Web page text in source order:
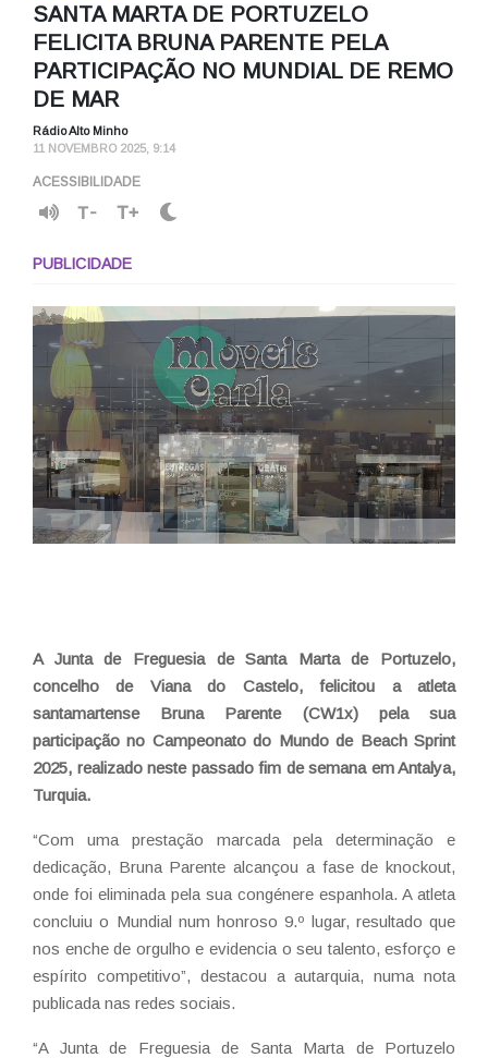
SANTA MARTA DE PORTUZELO
FELICITA BRUNA PARENTE PELA
PARTICIPAÇÃO NO MUNDIAL DE REMO
DE MAR
Rádio Alto Minho
11 NOVEMBRO 2025, 9:14
ACESSIBILIDADE
T- T+
PUBLICIDADE
A Junta de Freguesia de Santa Marta de Portuzelo,
concelho de Viana do Castelo, felicitou a atleta
santamartense Bruna Parente (CW1x) pela sua
participação no Campeonato do Mundo de Beach Sprint
2025, realizado neste passado fim de semana em Antalya,
Turquia.
“Com uma prestação marcada pela determinação e
dedicação, Bruna Parente alcançou a fase de knockout,
onde foi eliminada pela sua congénere espanhola. A atleta
concluiu o Mundial num honroso 9.º lugar, resultado que
nos enche de orgulho e evidencia o seu talento, esforço e
espírito competitivo”, destacou a autarquia, numa nota
publicada nas redes sociais.
“A Junta de Freguesia de Santa Marta de Portuzelo